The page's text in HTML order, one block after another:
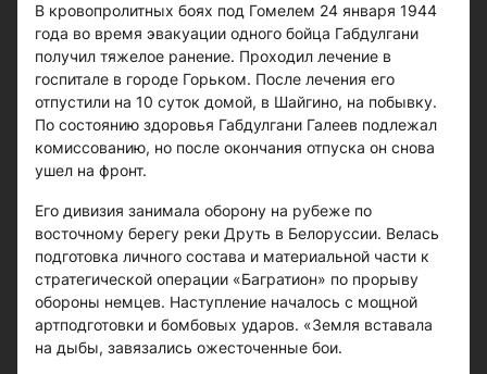
В кровопролитных боях под Гомелем 24 января 1944
года во время эвакуации одного бойца Габдулгани
получил тяжелое ранение. Проходил лечение в
госпитале в городе Горьком. После лечения его
отпустили на 10 суток домой, в Шайгино, на побывку.
По состоянию здоровья Габдулгани Галеев подлежал
комиссованию, но после окончания отпуска он снова
ушел на фронт.
Его дивизия занимала оборону на рубеже по
восточному берегу реки Друть в Белоруссии. Велась
подготовка личного состава и материальной части к
стратегической операции «Багратион» по прорыву
обороны немцев. Наступление началось с мощной
артподготовки и бомбовых ударов. «Земля вставала
на дыбы, завязались ожесточенные бои.